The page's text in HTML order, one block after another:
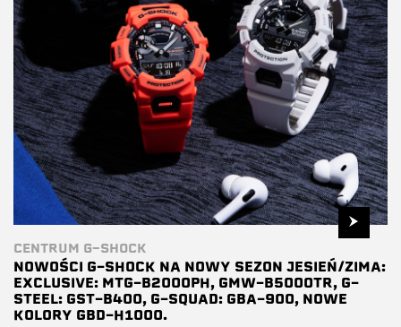
CENTRUM G-SHOCK
NOWOŚCI G-SHOCK NA NOWY SEZON JESIEŃ/ZIMA:
EXCLUSIVE: MTG-B2000PH, GMW-B5000TR, G-
STEEL: GST-B400, G-SQUAD: GBA-900, NOWE
KOLORY GBD-H1000.